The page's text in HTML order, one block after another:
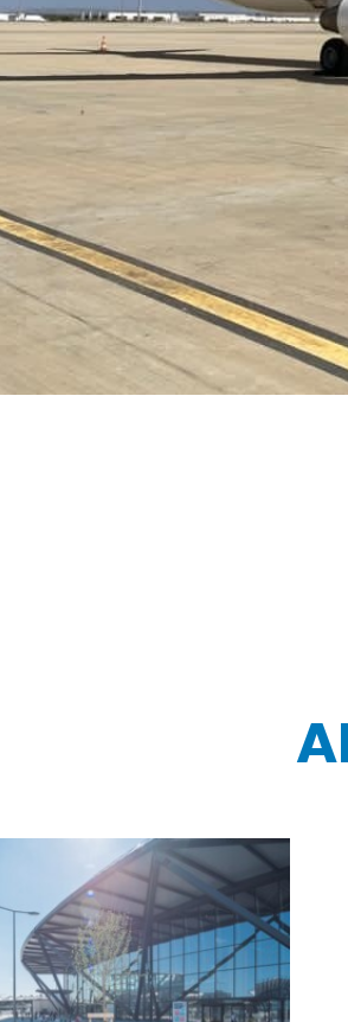
Voir l'album